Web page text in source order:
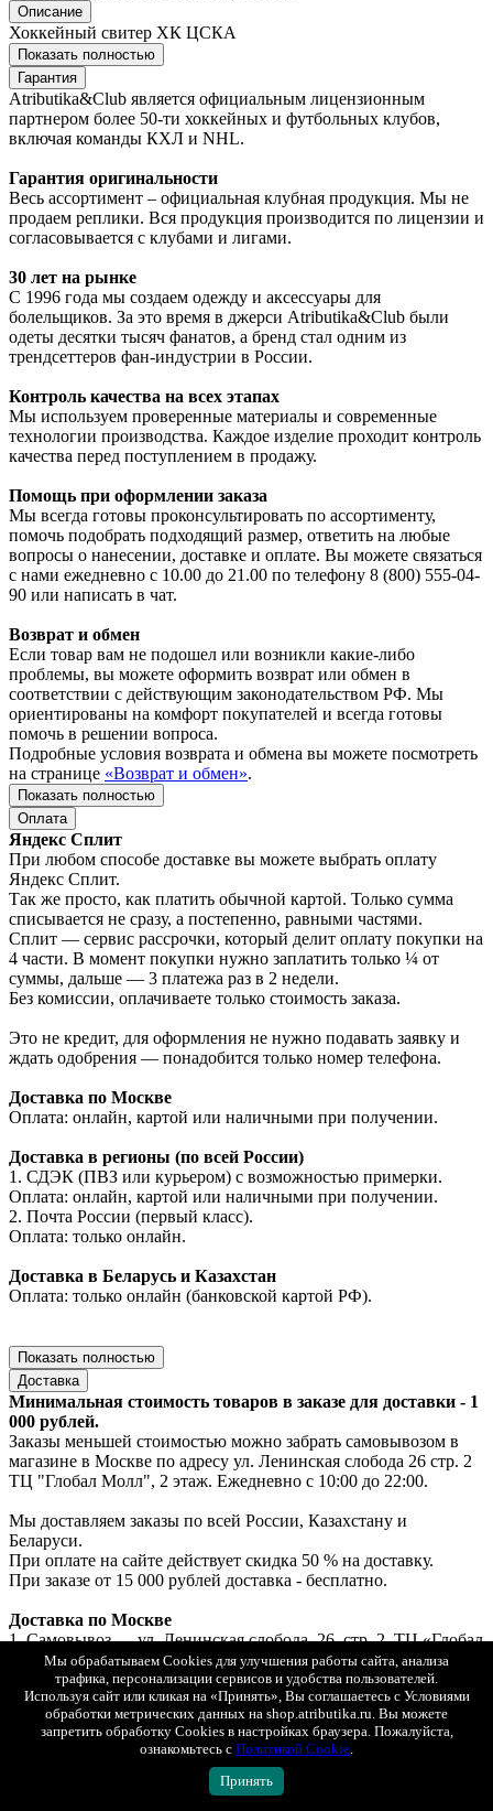
Описание
Хоккейный свитер ХК ЦСКА
Показать полностью
Гарантия
Atributika&Club является официальным лицензионным
партнером более 50-ти хоккейных и футбольных клубов,
включая команды КХЛ и NHL.
Гарантия оригинальности
Весь ассортимент – официальная клубная продукция. Мы не
продаем реплики. Вся продукция производится по лицензии и
согласовывается с клубами и лигами.
30 лет на рынке
С 1996 года мы создаем одежду и аксессуары для
болельщиков. За это время в джерси Atributika&Club были
одеты десятки тысяч фанатов, а бренд стал одним из
трендсеттеров фан-индустрии в России.
Контроль качества на всех этапах
Мы используем проверенные материалы и современные
технологии производства. Каждое изделие проходит контроль
качества перед поступлением в продажу.
Помощь при оформлении заказа
Мы всегда готовы проконсультировать по ассортименту,
помочь подобрать подходящий размер, ответить на любые
вопросы о нанесении, доставке и оплате. Вы можете связаться
с нами ежедневно с 10.00 до 21.00 по телефону 8 (800) 555-04-
90 или написать в чат.
Возврат и обмен
Если товар вам не подошел или возникли какие-либо
проблемы, вы можете оформить возврат или обмен в
соответствии с действующим законодательством РФ. Мы
ориентированы на комфорт покупателей и всегда готовы
помочь в решении вопроса.
Подробные условия возврата и обмена вы можете посмотреть
на странице «Возврат и обмен».
Показать полностью
Оплата
Яндекс Сплит
При любом способе доставке вы можете выбрать оплату
Яндекс Сплит.
Так же просто, как платить обычной картой. Только сумма
списывается не сразу, а постепенно, равными частями.
Сплит — сервис рассрочки, который делит оплату покупки на
4 части. В момент покупки нужно заплатить только ¼ от
суммы, дальше — 3 платежа раз в 2 недели.
Без комиссии, оплачиваете только стоимость заказа.
Это не кредит, для оформления не нужно подавать заявку и
ждать одобрения — понадобится только номер телефона.
Доставка по Москве
Оплата: онлайн, картой или наличными при получении.
Доставка в регионы (по всей России)
1. СДЭК (ПВЗ или курьером) с возможностью примерки.
Оплата: онлайн, картой или наличными при получении.
2. Почта России (первый класс).
Оплата: только онлайн.
Доставка в Беларусь и Казахстан
Оплата: только онлайн (банковской картой РФ).
Показать полностью
Доставка
Минимальная стоимость товаров в заказе для доставки - 1
000 рублей.
Заказы меньшей стоимостью можно забрать самовывозом в
магазине в Москве по адресу ул. Ленинская слобода 26 стр. 2
ТЦ "Глобал Молл", 2 этаж. Ежедневно с 10:00 до 22:00.
Мы доставляем заказы по всей России, Казахстану и
Беларуси.
При оплате на сайте действует скидка 50 % на доставку.
При заказе от 15 000 рублей доставка - бесплатно.
Доставка по Москве
1. Самовывоз — ул. Ленинская слобода, 26, стр. 2, ТЦ «Глобал
Молл», 2 этаж (ежедневно с 10:00 до 22:00).
Если товар есть в наличии — выдача за 30 минут, если под
заказ — до 2х рабочих дней.
Бесплатно. Возможна примерка.
Оплата: онлайн, картой или наличными при получении.
2. Курьерская доставка «Интеграл» с возможностью
Стоимость доставки при онлайн-оплате — 250 ₽.
Мы обрабатываем Cookies для улучшения работы сайта, анализа
трафика, персонализации сервисов и удобства пользователей.
Используя сайт или кликая на «Принять», Вы соглашаетесь с Условиями
обработки метрических данных на shop.atributika.ru. Вы можете
запретить обработку Cookies в настройках браузера. Пожалуйста,
ознакомьтесь с Политикой Cookie.
Принять